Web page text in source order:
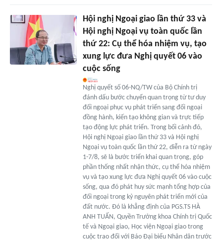
Hội nghị Ngoại giao lần thứ 33 và
Hội nghị Ngoại vụ toàn quốc lần
thứ 22: Cụ thể hóa nhiệm vụ, tạo
xung lực đưa Nghị quyết 06 vào
cuộc sống
Nghị quyết số 06-NQ/TW của Bộ Chính trị
đánh dấu bước chuyển quan trọng từ tư duy
đối ngoại phục vụ phát triển sang đối ngoại
đồng hành, kiến tạo không gian và trực tiếp
tạo động lực phát triển. Trong bối cảnh đó,
Hội nghị Ngoại giao lần thứ 33 và Hội nghị
Ngoại vụ toàn quốc lần thứ 22, diễn ra từ ngày
1-7/8, sẽ là bước triển khai quan trọng, góp
phần thống nhất nhận thức, cụ thể hóa nhiệm
vụ và tạo xung lực đưa Nghị quyết 06 vào cuộc
sống, qua đó phát huy sức mạnh tổng hợp của
đối ngoại trong kỷ nguyên phát triển mới của
đất nước. Đó là khẳng định của PGS.TS HÀ
ANH TUẤN, Quyền Trưởng khoa Chính trị Quốc
tế và Ngoại giao, Học viện Ngoại giao trong
cuộc trao đổi với Báo Đại biểu Nhân dân trước